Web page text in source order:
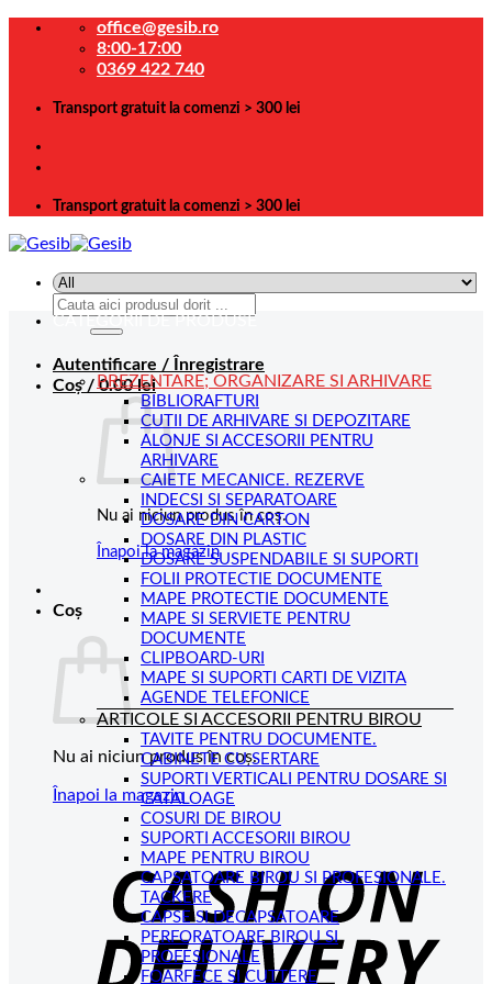
Skip
office@gesib.ro
8:00-17:00
0369 422 740
Transport gratuit la comenzi > 300 lei
Transport gratuit la comenzi > 300 lei
Caută
Autentificare / Înregistrare
Coș /0.00lei
Nu ai niciun produs în coș.
Înapoi la magazin
Coș
Nu ai niciun produs în coș.
Înapoi la magazin
CATEGORII DE PRODUSE
PREZENTARE; ORGANIZARE SI ARHIVARE
BIBLIORAFTURI
CUTII DE ARHIVARE SI DEPOZITARE
ALONJE SI ACCESORII PENTRU
ARHIVARE
CAIETE MECANICE. REZERVE
INDECSI SI SEPARATOARE
DOSARE DIN CARTON
DOSARE DIN PLASTIC
DOSARE SUSPENDABILE SI SUPORTI
FOLII PROTECTIE DOCUMENTE
MAPE PROTECTIE DOCUMENTE
MAPE SI SERVIETE PENTRU
DOCUMENTE
CLIPBOARD-URI
MAPE SI SUPORTI CARTI DE VIZITA
AGENDE TELEFONICE
ARTICOLE SI ACCESORII PENTRU BIROU
TAVITE PENTRU DOCUMENTE.
CABINETE CU SERTARE
SUPORTI VERTICALI PENTRU DOSARE SI
CATALOAGE
COSURI DE BIROU
SUPORTI ACCESORII BIROU
MAPE PENTRU BIROU
CAPSATOARE BIROU SI PROFESIONALE.
TACKERE
CAPSE SI DECAPSATOARE
PERFORATOARE BIROU SI
PROFESIONALE
FOARFECE SI CUTTERE